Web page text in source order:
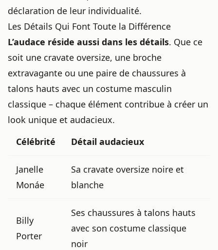
déclaration de leur individualité.
Les Détails Qui Font Toute la Différence
L’audace réside aussi dans les détails. Que ce
soit une cravate oversize, une broche
extravagante ou une paire de chaussures à
talons hauts avec un costume masculin
classique – chaque élément contribue à créer un
look unique et audacieux.
Célébrité
Détail audacieux
Janelle
Monáe
Sa cravate oversize noire et
blanche
Billy
Porter
Ses chaussures à talons hauts
avec son costume classique
noir